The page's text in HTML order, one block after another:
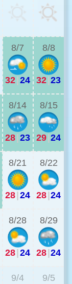
8/7
32|24
8/8
32|23
8/14
28|23
8/15
29|24
8/21
28|24
8/22
28|24
8/28
28|24
8/29
28|24
9/4 9/5